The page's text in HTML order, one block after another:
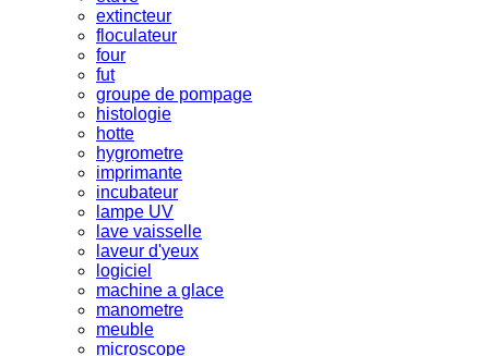
extincteur
floculateur
four
fut
groupe de pompage
histologie
hotte
hygrometre
imprimante
incubateur
lampe UV
lave vaisselle
laveur d'yeux
logiciel
machine a glace
manometre
meuble
microscope